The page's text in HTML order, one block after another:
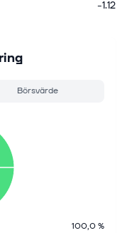
-1.12
Börsvärde
100,0 %